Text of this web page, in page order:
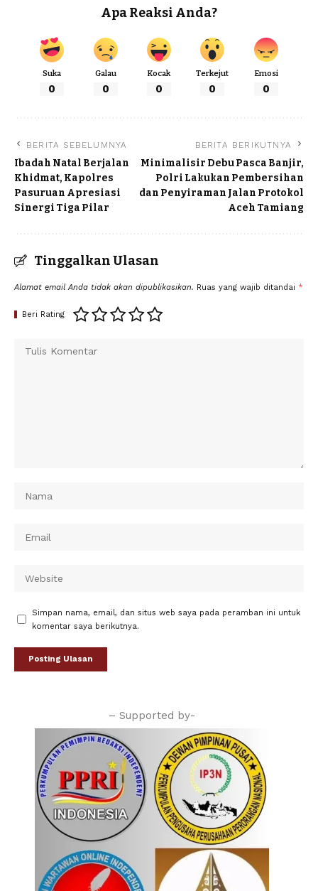
Apa Reaksi Anda?
Suka
0
Galau
0
Kocak
0
Terkejut
0
Emosi
0
BERITA SEBELUMNYA
Ibadah Natal Berjalan
Khidmat, Kapolres
Pasuruan Apresiasi
Sinergi Tiga Pilar
BERITA BERIKUTNYA
Minimalisir Debu Pasca Banjir,
Polri Lakukan Pembersihan
dan Penyiraman Jalan Protokol
Aceh Tamiang
Tinggalkan Ulasan
Alamat email Anda tidak akan dipublikasikan. Ruas yang wajib ditandai *
Beri Rating
Simpan nama, email, dan situs web saya pada peramban ini untuk
komentar saya berikutnya.
– Supported by-